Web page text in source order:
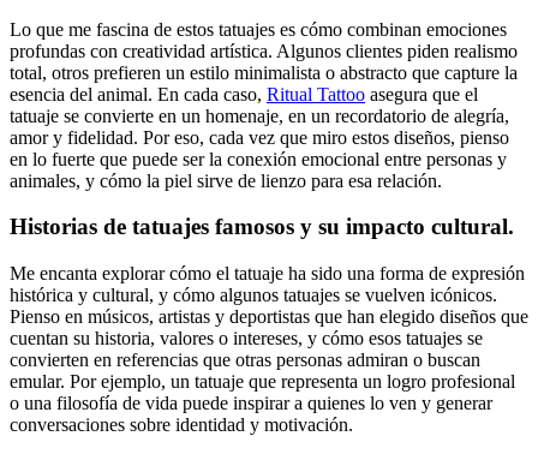
Lo que me fascina de estos tatuajes es cómo combinan emociones
profundas con creatividad artística. Algunos clientes piden realismo
total, otros prefieren un estilo minimalista o abstracto que capture la
esencia del animal. En cada caso, Ritual Tattoo asegura que el
tatuaje se convierte en un homenaje, en un recordatorio de alegría,
amor y fidelidad. Por eso, cada vez que miro estos diseños, pienso
en lo fuerte que puede ser la conexión emocional entre personas y
animales, y cómo la piel sirve de lienzo para esa relación.
Historias de tatuajes famosos y su impacto cultural.
Me encanta explorar cómo el tatuaje ha sido una forma de expresión
histórica y cultural, y cómo algunos tatuajes se vuelven icónicos.
Pienso en músicos, artistas y deportistas que han elegido diseños que
cuentan su historia, valores o intereses, y cómo esos tatuajes se
convierten en referencias que otras personas admiran o buscan
emular. Por ejemplo, un tatuaje que representa un logro profesional
o una filosofía de vida puede inspirar a quienes lo ven y generar
conversaciones sobre identidad y motivación.